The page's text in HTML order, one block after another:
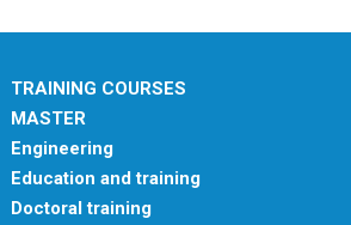
TRAINING COURSES
MASTER
Engineering
Education and training
Doctoral training